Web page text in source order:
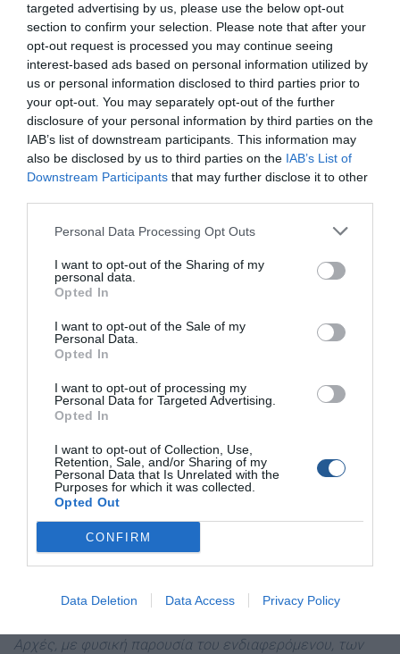
targeted advertising by us, please use the below opt-out
section to confirm your selection. Please note that after your
opt-out request is processed you may continue seeing
interest-based ads based on personal information utilized by
us or personal information disclosed to third parties prior to
your opt-out. You may separately opt-out of the further
disclosure of your personal information by third parties on the
IAB’s list of downstream participants. This information may
also be disclosed by us to third parties on the IAB’s List of
Downstream Participants that may further disclose it to other
Personal Data Processing Opt Outs
I want to opt-out of the Sharing of my
personal data.
Opted In
I want to opt-out of the Sale of my
Personal Data.
Opted In
I want to opt-out of processing my
Personal Data for Targeted Advertising.
Opted In
I want to opt-out of Collection, Use,
Retention, Sale, and/or Sharing of my
Personal Data that Is Unrelated with the
Purposes for which it was collected.
Opted Out
CONFIRM
Data Deletion Data Access Privacy Policy
πρώτο ψηφιακό εργαλείο που αφορά αμιγώς στη
δραστηριοποίηση των επαγγελματικών πλοίων αναψυχής
στη χώρα – προχώρησε στην ανάληψη και υλοποίηση της
δεύτερης νομοθετικής πρωτοβουλίας.
Η Κ.Υ.Α. εκδόθηκε προς τον σκοπό επίτευξης, όχι μόνο
της ψηφιοποίησης αλλά και της απλούστευσης και του
εκσυγχρονισμού των διαδικασιών που προβλέπεται να
διευθετούνται μέσω της εφαρμογής, προσφέροντας τη
δυνατότητα της ομαλής μετάβασης από το έντυπο
ναυλοσύμφωνο και την υποχρεωτικότητα για φυσική
παρουσία στις Αρχές στον, σταδιακά, πλήρη ψηφιακό
μετασχηματισμό τους.
Ειδικότερα, η εφαρμογή προβλέπει, ενδεικτικά, τα
κάτωθι:
Να διαλειτουργεί, κατ’ αρχήν, με έξι πληροφοριακά
συστήματα του Δημοσίου.
Αυτοματοποίηση της διαδικασίας υπολογισμού της
μέσω μιας εξαιρετικά σύνθετης γραφειοκρατικής
διαδικασίας.
Ψηφιοποίηση – απλούστευση των διαδικασιών
Υ.ΝΑ.Ν.Π., του ΥΠ.ΕΘ.Ο.Ο. και της Α.Α.Δ.Ε. των
απαιτούμενων στοιχείων (i) του ναυλοσυμφώνου ή (ii)
μεμονωμένων κινήσεων πλοίου κενού επιβατών.
Αρχές, με φυσική παρουσία του ενδιαφερόμενου, των